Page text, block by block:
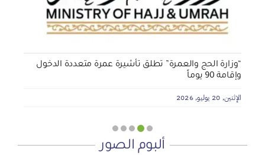
“وزارة الحج والعمرة” تطلق تأشيرة عمرة متعددة الدخول
وإقامة 90 يوماً
الإثنين, 20 يوليو, 2026
ألبوم الصور